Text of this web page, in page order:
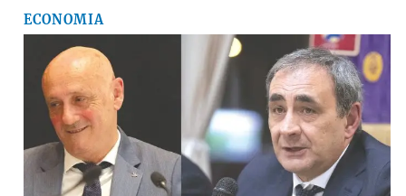
ECONOMIA